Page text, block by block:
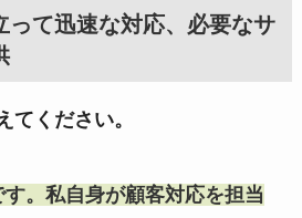
って迅速な対応、必要なサ
ください。
。私自身が顧客対応を担当